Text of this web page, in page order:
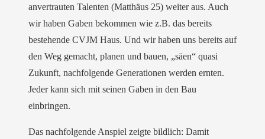
anvertrauten Talenten (Matthäus 25) weiter aus. Auch
wir haben Gaben bekommen wie z.B. das bereits
bestehende CVJM Haus. Und wir haben uns bereits auf
den Weg gemacht, planen und bauen, „säen“ quasi
Zukunft, nachfolgende Generationen werden ernten.
Jeder kann sich mit seinen Gaben in den Bau
einbringen.
Das nachfolgende Anspiel zeigte bildlich: Damit